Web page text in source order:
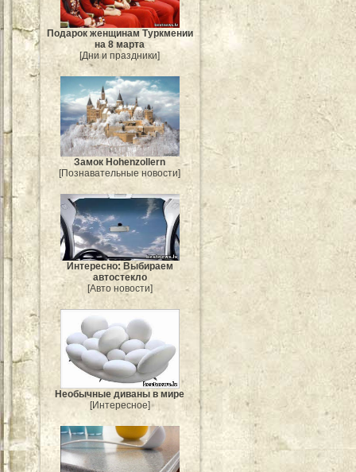
Подарок женщинам Туркмении
на 8 марта
[Дни и праздники]
Замок Hohenzollern
[Познавательные новости]
Интересно: Выбираем
автостекло
[Авто новости]
Необычные диваны в мире
[Интересное]